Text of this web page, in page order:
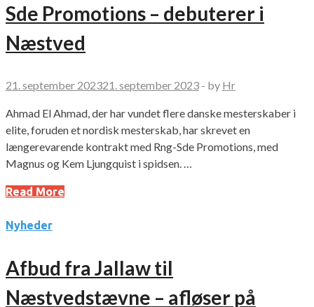
Sde Promotions – debuterer i
Næstved
21. september 202321. september 2023 - by Hr
Ahmad El Ahmad, der har vundet flere danske mesterskaber i
elite, foruden et nordisk mesterskab, har skrevet en
længerevarende kontrakt med Rng-Sde Promotions, med
Magnus og Kem Ljungquist i spidsen. …
Read More
Nyheder
Afbud fra Jallaw til
Næstvedstævne – afløser på